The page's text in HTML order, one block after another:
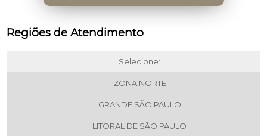
Regiões de Atendimento
Selecione:
ZONA NORTE
GRANDE SÃO PAULO
LITORAL DE SÃO PAULO